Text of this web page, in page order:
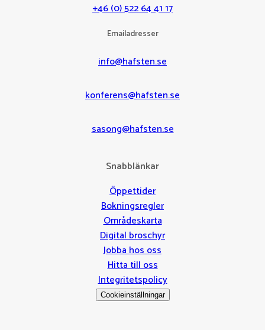
+46 (0) 522 64 41 17
Emailadresser
info@hafsten.se
konferens@hafsten.se
sasong@hafsten.se
Snabblänkar
Öppettider
Bokningsregler
Områdeskarta
Digital broschyr
Jobba hos oss
Hitta till oss
Integritetspolicy
Cookieinställningar